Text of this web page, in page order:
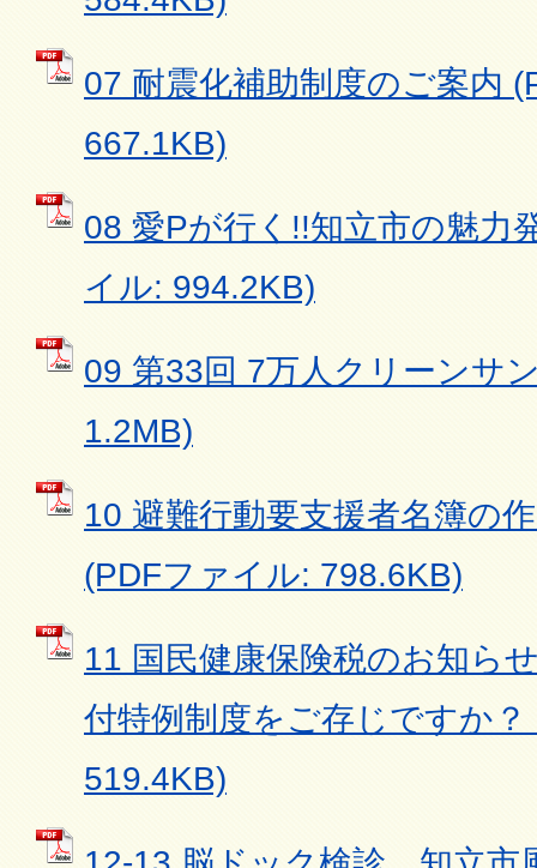
07 耐震化補助制度のご案内
667.1KB)
08 愛Pが行く!!知立市の魅力
イル: 994.2KB)
09 第33回 7万人クリーンサ
1.2MB)
10 避難行動要支援者名簿の
(PDFファイル: 798.6KB)
11 国民健康保険税のお知ら
付特例制度をご存じですか
519.4KB)